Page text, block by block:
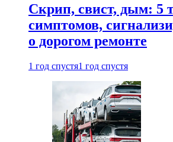
Скрип, свист, дым: 5
симптомов,
о дорогом ремонте
1 год спустя1 год спустя